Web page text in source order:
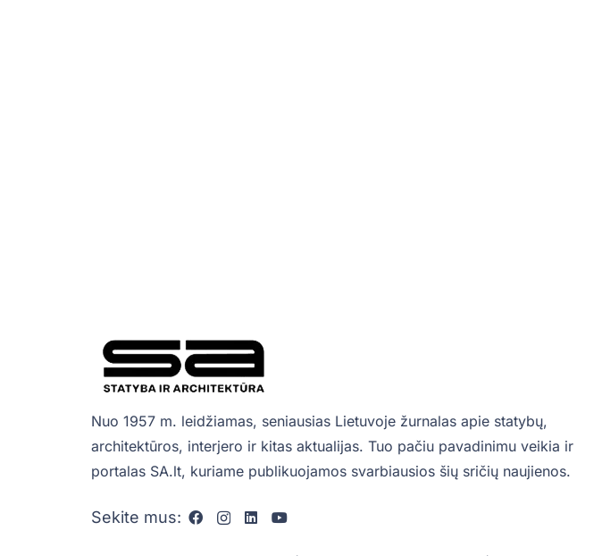
Nuo 1957 m. leidžiamas, seniausias Lietuvoje žurnalas apie statybų,
architektūros, interjero ir kitas aktualijas. Tuo pačiu pavadinimu veikia ir
portalas SA.lt, kuriame publikuojamos svarbiausios šių sričių naujienos.
Sekite mus: